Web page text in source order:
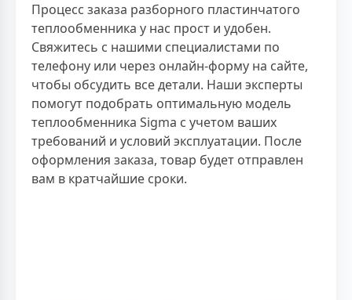
Процесс заказа разборного пластинчатого
теплообменника у нас прост и удобен.
Свяжитесь с нашими специалистами по
телефону или через онлайн-форму на сайте,
чтобы обсудить все детали. Наши эксперты
помогут подобрать оптимальную модель
теплообменника Sigma с учетом ваших
требований и условий эксплуатации. После
оформления заказа, товар будет отправлен
вам в кратчайшие сроки.